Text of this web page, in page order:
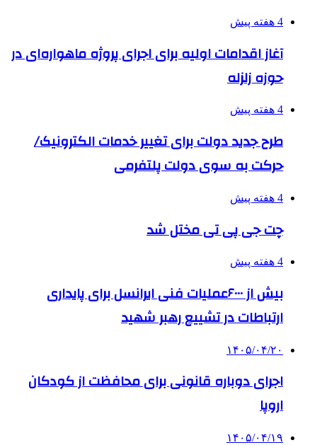
4 هفته پیش
آغاز اقدامات اولیه برای اجرای پروژه ماهواره‌ای در
حوزه زلزله
4 هفته پیش
طرح جدید دولت برای تغییر خدمات الکترونیک/
حرکت به سوی دولت پلتفرمی
4 هفته پیش
چت جی پی تی مختل شد
4 هفته پیش
بیش از ۶۰۰۰عملیات فنی ایرانسل برای پایداری
ارتباطات در تشییع رهبر شهید
۱۴۰۵/۰۴/۲۰
اجرای دوباره قانونی برای محافظت از کودکان
اروپا
۱۴۰۵/۰۴/۱۹